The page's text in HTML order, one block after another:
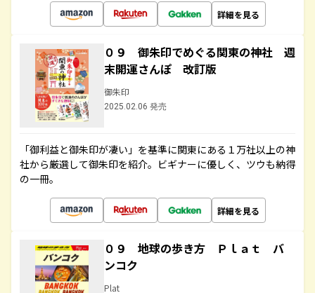
詳細を見る
０９ 御朱印でめぐる関東の神社 週
末開運さんぽ 改訂版
御朱印
2025.02.06 発売
「御利益と御朱印が凄い」を基準に関東にある１万社以上の神
社から厳選して御朱印を紹介。ビギナーに優しく、ツウも納得
の一冊。
詳細を見る
０９ 地球の歩き方 Ｐｌａｔ バ
ンコク
Plat